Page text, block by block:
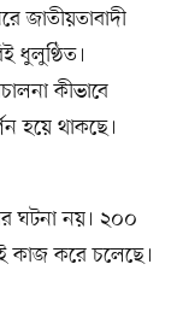
জাতীয়তাবাদী
ধুলুণ্ঠিত।
কীভাবে
হয়ে থাকছে।
ঘটনা নয়। ২০০
কাজ করে চলেছে।